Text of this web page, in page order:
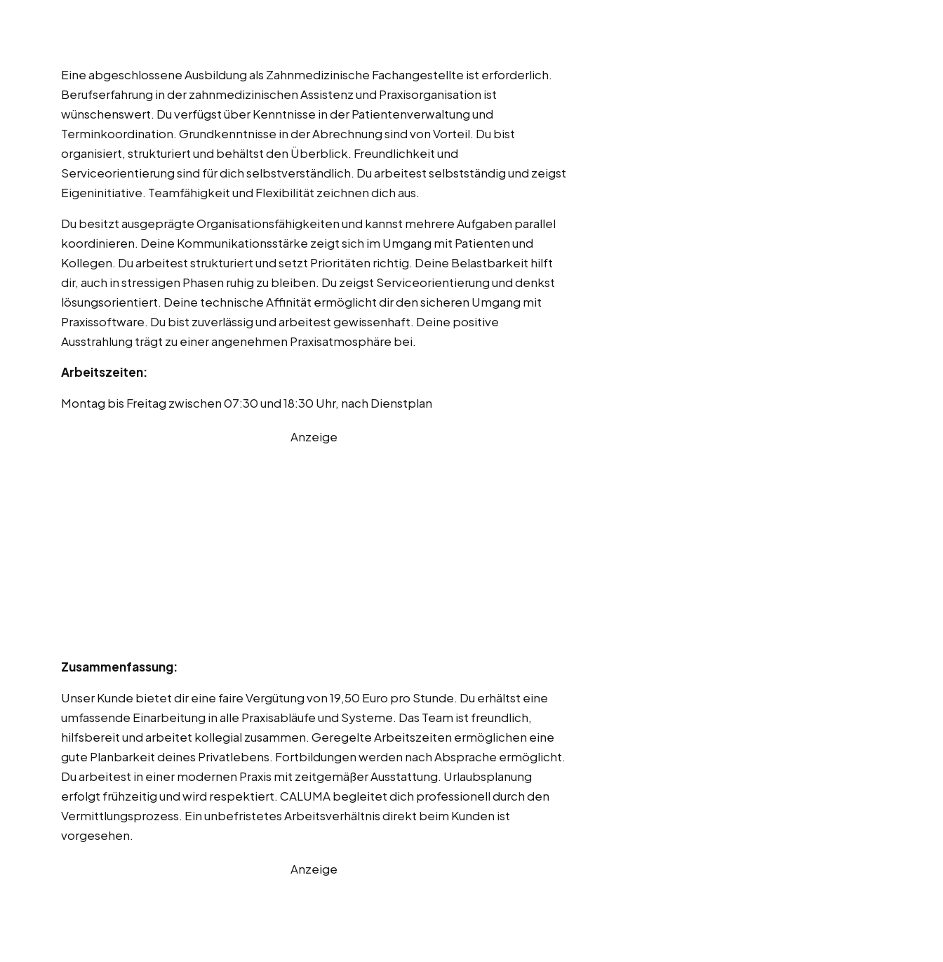
Eine abgeschlossene Ausbildung als Zahnmedizinische Fachangestellte ist erforderlich.
Berufserfahrung in der zahnmedizinischen Assistenz und Praxisorganisation ist
wünschenswert. Du verfügst über Kenntnisse in der Patientenverwaltung und
Terminkoordination. Grundkenntnisse in der Abrechnung sind von Vorteil. Du bist
organisiert, strukturiert und behältst den Überblick. Freundlichkeit und
Serviceorientierung sind für dich selbstverständlich. Du arbeitest selbstständig und zeigst
Eigeninitiative. Teamfähigkeit und Flexibilität zeichnen dich aus.
Du besitzt ausgeprägte Organisationsfähigkeiten und kannst mehrere Aufgaben parallel
koordinieren. Deine Kommunikationsstärke zeigt sich im Umgang mit Patienten und
Kollegen. Du arbeitest strukturiert und setzt Prioritäten richtig. Deine Belastbarkeit hilft
dir, auch in stressigen Phasen ruhig zu bleiben. Du zeigst Serviceorientierung und denkst
lösungsorientiert. Deine technische Affinität ermöglicht dir den sicheren Umgang mit
Praxissoftware. Du bist zuverlässig und arbeitest gewissenhaft. Deine positive
Ausstrahlung trägt zu einer angenehmen Praxisatmosphäre bei.
Arbeitszeiten:
Montag bis Freitag zwischen 07:30 und 18:30 Uhr, nach Dienstplan
Anzeige
Zusammenfassung:
Unser Kunde bietet dir eine faire Vergütung von 19,50 Euro pro Stunde. Du erhältst eine
umfassende Einarbeitung in alle Praxisabläufe und Systeme. Das Team ist freundlich,
hilfsbereit und arbeitet kollegial zusammen. Geregelte Arbeitszeiten ermöglichen eine
gute Planbarkeit deines Privatlebens. Fortbildungen werden nach Absprache ermöglicht.
Du arbeitest in einer modernen Praxis mit zeitgemäßer Ausstattung. Urlaubsplanung
erfolgt frühzeitig und wird respektiert. CALUMA begleitet dich professionell durch den
Vermittlungsprozess. Ein unbefristetes Arbeitsverhältnis direkt beim Kunden ist
vorgesehen.
Anzeige